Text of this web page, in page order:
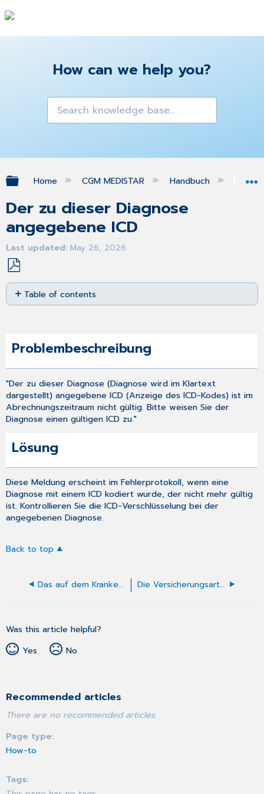
How can we help you?
Expand/collapse global hierarchy
Home CGM MEDISTAR Handbuch
Der zu dieser Diagnose
angegebene ICD
Last updated May 26, 2026
Save
as
PDF
Table of contents
Problembeschreibung
"Der zu dieser Diagnose (Diagnose wird im Klartext
dargestellt) angegebene ICD (Anzeige des ICD-Kodes) ist im
Abrechnungszeitraum nicht gültig. Bitte weisen Sie der
Diagnose einen gültigen ICD zu."
Lösung
Diese Meldung erscheint im Fehlerprotokoll, wenn eine
Diagnose mit einem ICD kodiert wurde, der nicht mehr gültig
ist. Kontrollieren Sie die ICD-Verschlüsselung bei der
angegebenen Diagnose.
Back to top
Das auf dem Krankenschein gewählte Abrechnungsgebiet Die Versicherungsart ist in Kombination mit der gewählten Krankenkasse
Was this article helpful?
Yes
No
Recommended articles
There are no recommended articles.
Page type
How-to
Tags